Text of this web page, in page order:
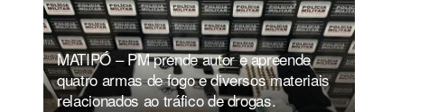
MATIPÓ – PM prende autor e apreende
quatro armas de fogo e diversos materiais
relacionados ao tráfico de drogas.